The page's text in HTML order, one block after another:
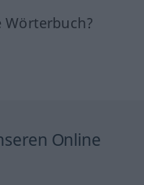
Online